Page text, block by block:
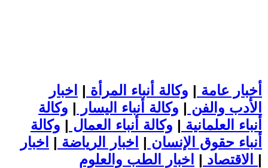
أخبار عامة | وكالة أنباء المرأة | اخبار
الأدب والفن | وكالة أنباء اليسار | وكالة
أنباء العلمانية | وكالة أنباء العمال | وكالة
أنباء حقوق الإنسان | اخبار الرياضة | اخبار
الاقتصاد | |